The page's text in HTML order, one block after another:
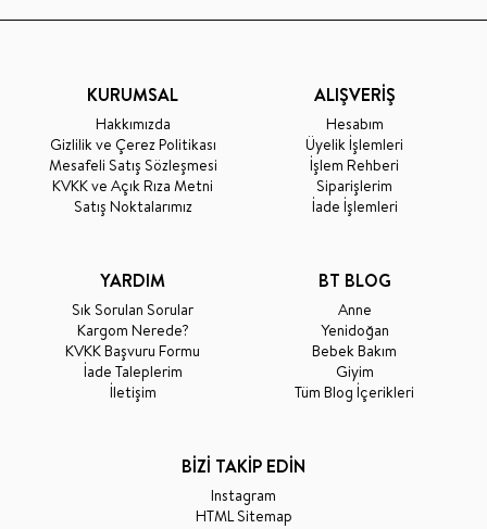
KURUMSAL
Hakkımızda
Gizlilik ve Çerez Politikası
Mesafeli Satış Sözleşmesi
KVKK ve Açık Rıza Metni
Satış Noktalarımız
ALIŞVERİŞ
Hesabım
Üyelik İşlemleri
İşlem Rehberi
Siparişlerim
İade İşlemleri
YARDIM
Sık Sorulan Sorular
Kargom Nerede?
KVKK Başvuru Formu
İade Taleplerim
İletişim
BT BLOG
Anne
Yenidoğan
Bebek Bakım
Giyim
Tüm Blog İçerikleri
BİZİ TAKİP EDİN
Instagram
HTML Sitemap